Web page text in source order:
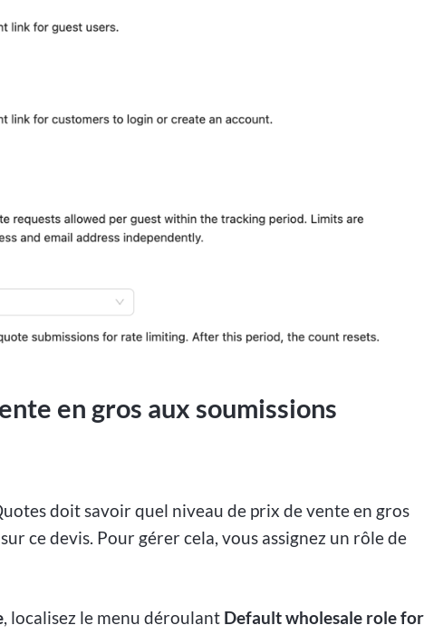
en gros aux soumissions
doit savoir quel niveau de prix de vente en gros
ce devis. Pour gérer cela, vous assignez un rôle de
, localisez le menu déroulant Default wholesale role for